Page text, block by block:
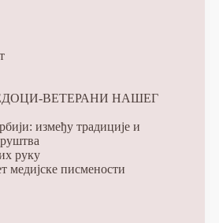
ВЕТЕРАНИ НАШЕГ
између традиције и
руку
медијске писмености